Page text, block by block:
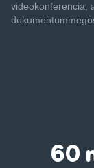
videokonferencia,
60